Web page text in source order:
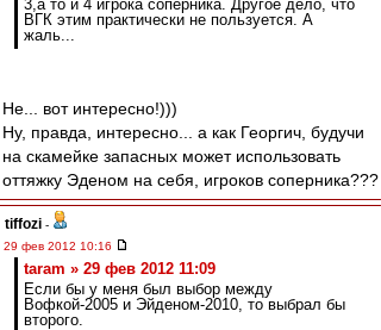
3,а то и 4 игрока соперника. Другое дело, что
ВГК этим практически не пользуется. А
жаль...
Не... вот интересно!)))
Ну, правда, интересно... а как Георгич, будучи
на скамейке запасных может использовать
оттяжку Эденом на себя, игроков соперника???
tiffozi -
29 фев 2012 10:16
taram » 29 фев 2012 11:09
Если бы у меня был выбор между
Вофкой-2005 и Эйденом-2010, то выбрал бы
второго.